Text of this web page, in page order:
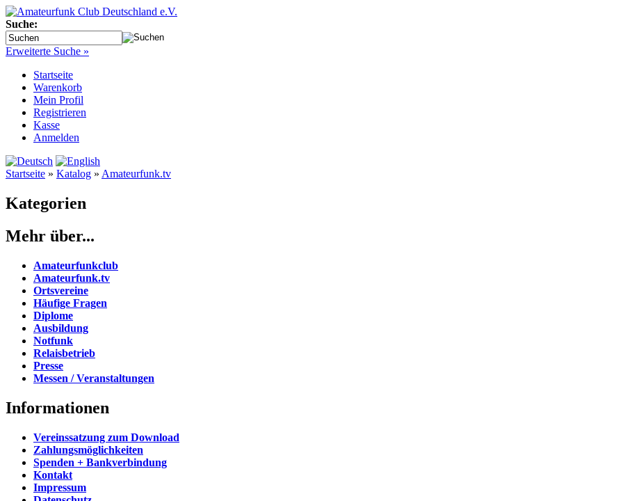
Suche:
Erweiterte Suche »
Startseite
Warenkorb
Mein Profil
Registrieren
Kasse
Anmelden
Startseite » Katalog » Amateurfunk.tv
Kategorien
Mehr über...
Amateurfunkclub
Amateurfunk.tv
Ortsvereine
Häufige Fragen
Diplome
Ausbildung
Notfunk
Relaisbetrieb
Presse
Messen / Veranstaltungen
Informationen
Vereinssatzung zum Download
Zahlungsmöglichkeiten
Spenden + Bankverbindung
Kontakt
Impressum